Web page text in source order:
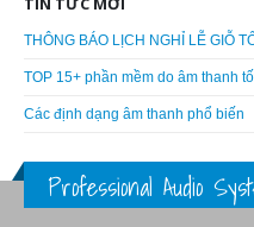
THÔNG BÁO LỊCH NGHỈ LỄ GIỖ
TOP 15+ phần mềm do âm thanh
Các định dạng âm thanh phổ biến
Professional Audio